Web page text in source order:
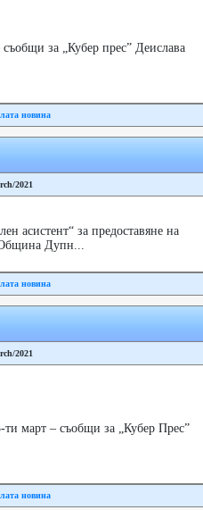
за „Кубер прес” Деислава
новина
2021
асистент“ за предоставяне на
Община Дупн...
новина
2021
март – съобщи за „Кубер Прес”
новина